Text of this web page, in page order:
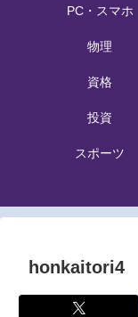
PC・スマホ
物理
資格
投資
スポーツ
honkaitori4